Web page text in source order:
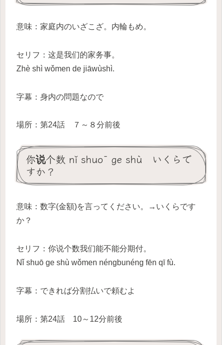
意味：家庭内のいざこざ。内輪もめ。
セリフ：这是我们的家务事。
Zhè shì wǒmen de jiāwùshì.
字幕：身内の問題なので
場所：第24話 ７～８分前後
你说个数 nǐ shuō ge shù いくらで
すか？
意味：数字(金額)を言ってください。→いくらです
か？
セリフ：你说个数我们能不能分期付。
Nǐ shuō ge shù wǒmen néngbunéng fēn qī fù.
字幕：できれば分割払いで頼むよ
場所：第24話 10～12分前後